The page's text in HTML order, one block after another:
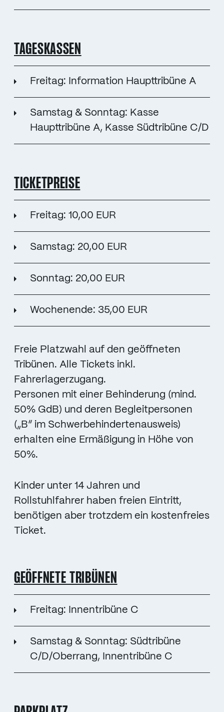
TAGESKASSEN
Freitag: Information Haupttribüne A
Samstag & Sonntag: Kasse
Haupttribüne A, Kasse Südtribüne C/D
TICKETPREISE
Freitag: 10,00 EUR
Samstag: 20,00 EUR
Sonntag: 20,00 EUR
Wochenende: 35,00 EUR
Freie Platzwahl auf den geöffneten
Tribünen. Alle Tickets inkl.
Fahrerlagerzugang.
Personen mit einer Behinderung (mind.
50% GdB) und deren Begleitpersonen
(„B“ im Schwerbehindertenausweis)
erhalten eine Ermäßigung in Höhe von
50%.
Kinder unter 14 Jahren und
Rollstuhlfahrer haben freien Eintritt,
benötigen aber trotzdem ein kostenfreies
Ticket.
GEÖFFNETE TRIBÜNEN
Freitag: Innentribüne C
Samstag & Sonntag: Südtribüne
C/D/Oberrang, Innentribüne C